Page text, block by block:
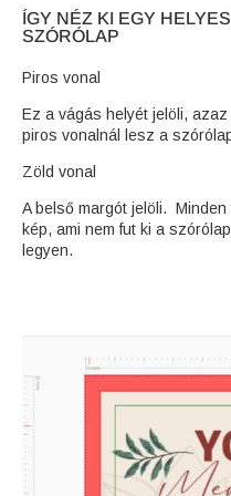
ÍGY NÉZ KI EGY
SZÓRÓLAP
Piros vonal
Ez a vágás helyét jelöli,
piros vonalnál lesz a
Zöld vonal
A belső margót jelöli.
kép, ami nem fut ki a
legyen.